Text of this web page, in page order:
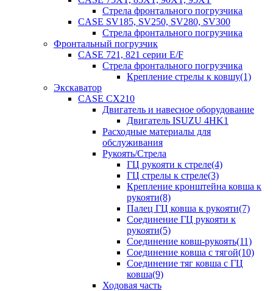
Стрела фронтального погрузчика
CASE SV185, SV250, SV280, SV300
Стрела фронтального погрузчика
Фронтальный погрузчик
CASE 721, 821 серии E/F
Стрела фронтального погрузчика
Крепление стрелы к ковшу(1)
Экскаватор
CASE CX210
Двигатель и навесное оборудование
Двигатель ISUZU 4HK1
Расходные материалы для
обслуживания
Рукоять/Стрела
ГЦ рукояти к стреле(4)
ГЦ стрелы к стреле(3)
Крепление кронштейна ковша к
рукояти(8)
Палец ГЦ ковша к рукояти(7)
Соединение ГЦ рукояти к
рукояти(5)
Соединение ковш-рукоять(11)
Соединение ковша с тягой(10)
Соединение тяг ковша с ГЦ
ковша(9)
Ходовая часть